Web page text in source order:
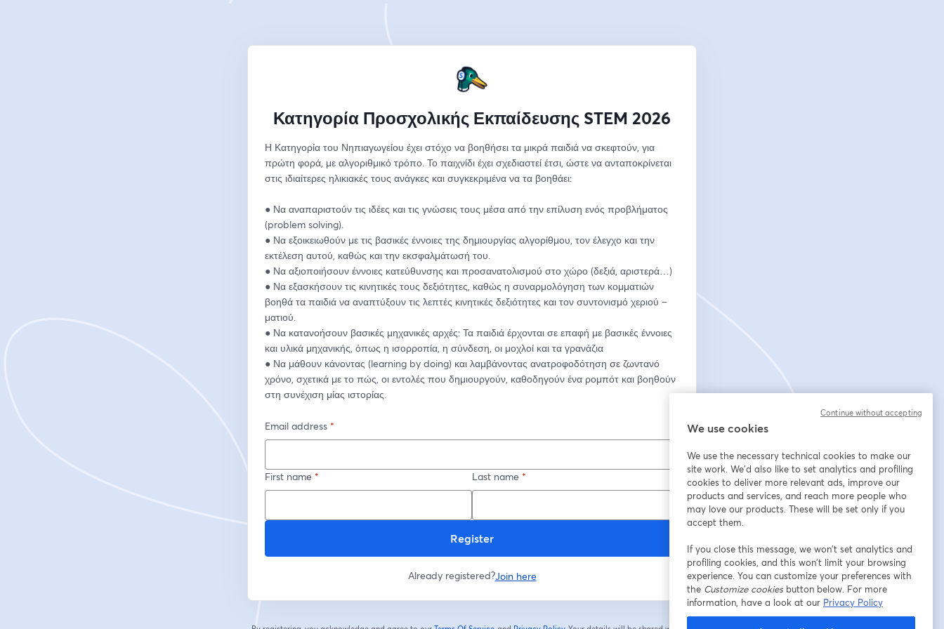
Κατηγορία Προσχολικής Εκπαίδευσης STEM 2026
Η Κατηγορία του Νηπιαγωγείου έχει στόχο να βοηθήσει τα μικρά παιδιά να σκεφτούν, για
πρώτη φορά, με αλγοριθμικό τρόπο. Το παιχνίδι έχει σχεδιαστεί έτσι, ώστε να ανταποκρίνεται
στις ιδιαίτερες ηλικιακές τους ανάγκες και συγκεκριμένα να τα βοηθάει:
● Να αναπαριστούν τις ιδέες και τις γνώσεις τους μέσα από την επίλυση ενός προβλήματος
(problem solving).
● Να εξοικειωθούν με τις βασικές έννοιες της δημιουργίας αλγορίθμου, τον έλεγχο και την
εκτέλεση αυτού, καθώς και την εκσφαλμάτωσή του.
● Να αξιοποιήσουν έννοιες κατεύθυνσης και προσανατολισμού στο χώρο (δεξιά, αριστερά…)
● Να εξασκήσουν τις κινητικές τους δεξιότητες, καθώς η συναρμολόγηση των κομματιών
βοηθά τα παιδιά να αναπτύξουν τις λεπτές κινητικές δεξιότητες και τον συντονισμό χεριού –
ματιού.
● Να κατανοήσουν βασικές μηχανικές αρχές: Τα παιδιά έρχονται σε επαφή με βασικές έννοιες
και υλικά μηχανικής, όπως η ισορροπία, η σύνδεση, οι μοχλοί και τα γρανάζια
● Να μάθουν κάνοντας (learning by doing) και λαμβάνοντας ανατροφοδότηση σε ζωντανό
χρόνο, σχετικά με το πώς, οι εντολές που δημιουργούν, καθοδηγούν ένα ρομπότ και βοηθούν
στη συνέχιση μίας ιστορίας.
Email address *
First name * Last name *
Register
Already registered?Join here
We use cookies
We use the necessary technical cookies to make our
site work. We'd also like to set analytics and profiling
cookies to deliver more relevant ads, improve our
products and services, and reach more people who
may love our products. These will be set only if you
accept them.
If you close this message, we won’t set analytics and
profiling cookies, and this won’t limit your browsing
experience. You can customize your preferences with
the Customize cookiesbutton below. For more
information, have a look at our Privacy Policy
Continue without accepting